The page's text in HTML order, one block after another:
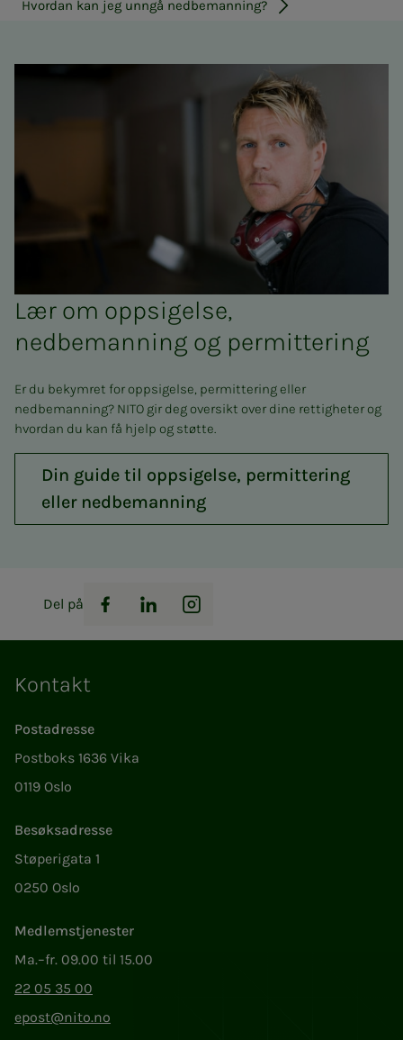
Hvordan kan jeg unngå nedbemanning?
Lær om oppsigelse,
nedbemanning og permittering
Er du bekymret for oppsigelse, permittering eller
nedbemanning? NITO gir deg oversikt over dine rettigheter og
hvordan du kan få hjelp og støtte.
Din guide til oppsigelse, permittering
eller nedbemanning
Del på
Facebook
LinkedInInstagram
Kontakt
Postadresse
Postboks 1636 Vika
0119 Oslo
Besøksadresse
Støperigata 1
0250 Oslo
Medlemstjenester
Ma.–fr. 09.00 til 15.00
22 05 35 00
epost@nito.no